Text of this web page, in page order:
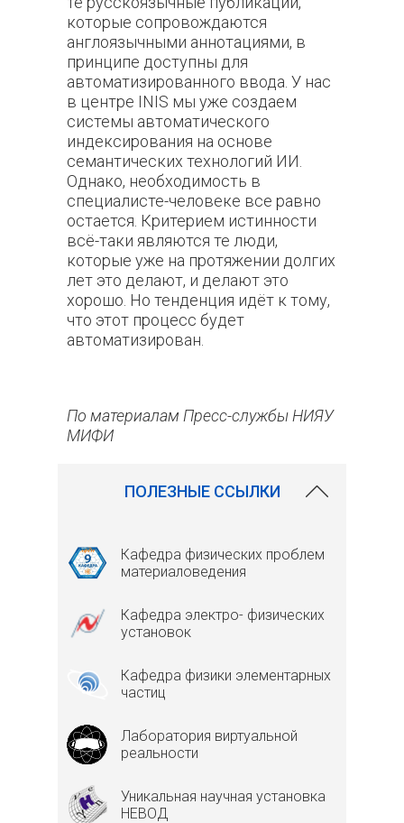
которые сопровождаются
англоязычными аннотациями, в
принципе доступны для
автоматизированного ввода. У нас
в центре INIS мы уже создаем
системы автоматического
индексирования на основе
семантических технологий ИИ.
Однако, необходимость в
специалисте-человеке все равно
остается. Критерием истинности
всё-таки являются те люди,
которые уже на протяжении долгих
лет это делают, и делают это
хорошо. Но тенденция идёт к тому,
что этот процесс будет
автоматизирован.
По материалам Пресс-службы НИЯУ
МИФИ
ПОЛЕЗНЫЕ ССЫЛКИ
Кафедра физических проблем
материаловедения
Кафедра электро- физических
установок
Кафедра физики элементарных
частиц
Лаборатория виртуальной
реальности
Уникальная научная установка
НЕВОД